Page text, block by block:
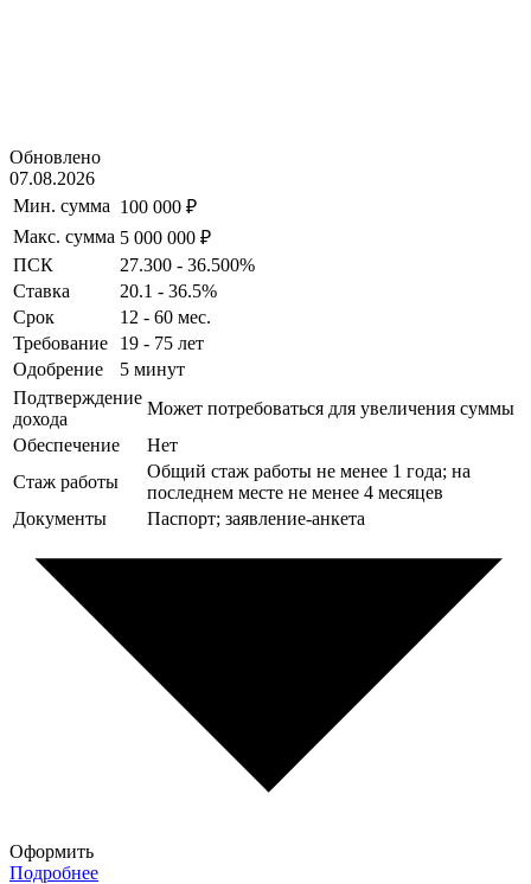
Обновлено
07.08.2026
Мин. сумма 100 000 ₽
Макс. сумма 5 000 000 ₽
ПСК
27.300 - 36.500%
Ставка
20.1 - 36.5%
Срок
12 - 60 мес.
Требование
19 - 75 лет
Одобрение
5 минут
Подтверждение
дохода
Может потребоваться для увеличения суммы
Обеспечение
Нет
Стаж работы
Общий стаж работы не менее 1 года; на
последнем месте не менее 4 месяцев
Документы
Паспорт; заявление-анкета
Оформить
Подробнее